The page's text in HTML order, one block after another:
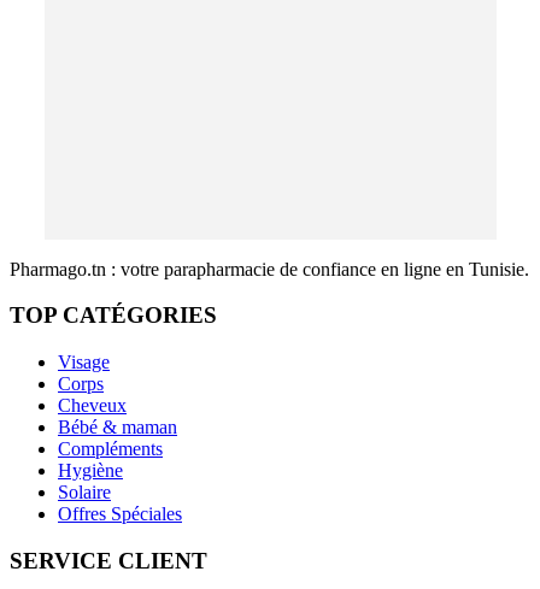
Pharmago.tn : votre parapharmacie de confiance en ligne en Tunisie.
TOP CATÉGORIES
Visage
Corps
Cheveux
Bébé & maman
Compléments
Hygiène
Solaire
Offres Spéciales
SERVICE CLIENT